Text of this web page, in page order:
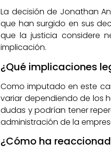
La decisión de Jonathan
que han surgido en sus
que la justicia considere
implicación.
¿Qué implicaciones
Como imputado en este
variar dependiendo de los
dudas y podrían tener
administración de la
¿Cómo ha